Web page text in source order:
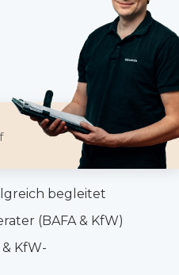
begleitet
(BAFA & KfW)
KfW-